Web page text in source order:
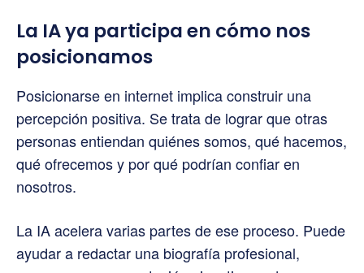
La IA ya participa en cómo nos
posicionamos
Posicionarse en internet implica construir una
percepción positiva. Se trata de lograr que otras
personas entiendan quiénes somos, qué hacemos,
qué ofrecemos y por qué podrían confiar en
nosotros.
La IA acelera varias partes de ese proceso. Puede
ayudar a redactar una biografía profesional,